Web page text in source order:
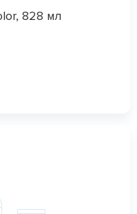
828 мл